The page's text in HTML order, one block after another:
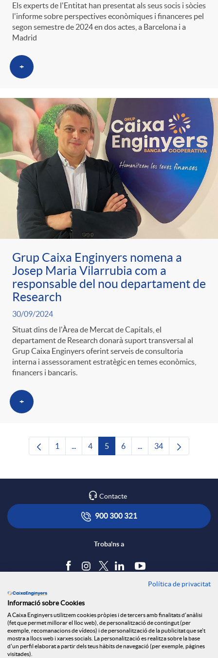
Els experts de l'Entitat han presentat als seus socis i sòcies
l'informe sobre perspectives econòmiques i financeres pel
segon semestre de 2024 en dos actes, a Barcelona i a
Madrid
+
Grup Caixa Enginyers nomena a
Josep Maria Vilarrubia com a
responsable del nou departament de
Research
30/09/2024
Situat dins de l'Àrea de Mercat de Capitals, el
departament de Research donarà suport transversal al
Grup Caixa Enginyers oferint serveis de consultoria
interna i assessorament estratègic en temes econòmics,
financers i bancaris.
+
Pàgina
1 ...Pàgines intermèdies Utilitzeu TAB per
Pàgina
4 Pàgina
5 Pàgina
6 ...Pàgines intermèdies
Pàgina
34
Contacte
900 300 321
Troba'ns a
Política de cookies
Avís legal
Seguretat Online
Política de privacitat
Informació sobre Cookies
A Caixa Enginyers utilitzem cookies pròpies i de tercers amb finalitats d'anàlisi
(fet que permet millorar el lloc web), de personalització de contingut (per
exemple, recomanacions de vídeos) i de personalització de la publicitat que se't
mostra a llocs web i xarxes socials. La personalització es realitza sobre la base
d'un perfil elaborat a partir dels teus hàbits de navegació (per exemple, pàgines
visitades).